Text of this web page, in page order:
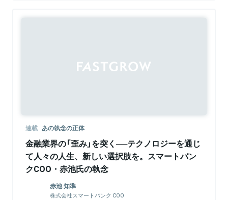
連載 あの執念の正体
金融業界の「歪み」を突く──テクノロジーを通じ
て人々の人生、新しい選択肢を。スマートバン
クCOO・赤池氏の執念
赤池 知準
株式会社スマートバンク COO